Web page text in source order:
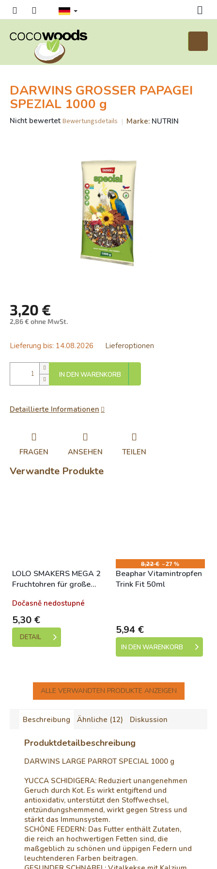
Inhalt
DARWINS GROSSER PAPAGEI
SPEZIAL 1000 g
Die
Nicht bewertet Bewertungsdetails Marke: NUTRIN
3,20 €
2,86 € ohne MwSt.
Lieferung bis: 14.08.2026 Lieferoptionen
IN DEN WARENKORB
Detaillierte Informationen
FRAGEN ANSEHEN TEILEN
Verwandte Produkte
LOLO SMAKERS MEGA 2
Fruchtohren für große
Dočasně nedostupné
5,30 €
DETAIL
8,22 € –27 %
Beaphar Vitamintropfen
Trink Fit 50ml
5,94 €
IN DEN WARENKORB
ALLE VERWANDTEN PRODUKTE ANZEIGEN
Beschreibung Ähnliche (12) Diskussion
Produktdetailbeschreibung
DARWINS LARGE PARROT SPECIAL 1000 g
YUCCA SCHIDIGERA: Reduziert unangenehmen
Geruch durch Kot. Es wirkt entgiftend und
antioxidativ, unterstützt den Stoffwechsel,
entzündungshemmend, wirkt gegen Stress und
stärkt das Immunsystem.
SCHÖNE FEDERN: Das Futter enthält Zutaten,
die reich an hochwertigen Fetten sind, die
maßgeblich zu schönen und üppigen Federn und
leuchtenderen Farben beitragen.